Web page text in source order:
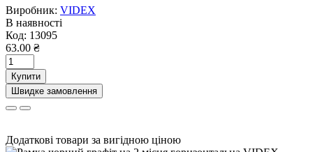
Виробник: VIDEX
В наявності
Код: 13095
63.00 ₴
Купити
Швидке замовлення
Додаткові товари за вигідною ціною